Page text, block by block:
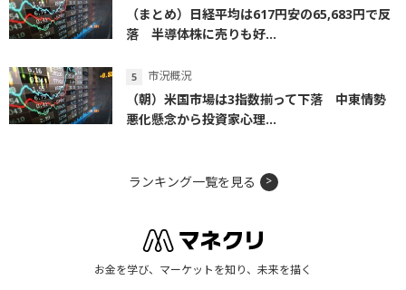
（まとめ）日経平均は617円安の65,683円で反
落 半導体株に売りも好...
市況概況
（朝）米国市場は3指数揃って下落 中東情勢
悪化懸念から投資家心理...
ランキング一覧を見る
お金を学び、マーケットを知り、未来を描く